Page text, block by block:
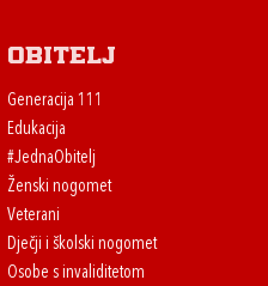
Obitelj
Generacija 111
Edukacija
#JednaObitelj
Ženski nogomet
Veterani
Dječji i školski nogomet
Osobe s invaliditetom